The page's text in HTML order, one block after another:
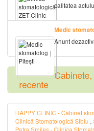
calitatea
Medic
Anunt
recente
HAPPY CLINIC - Cabinet
Clinică Stomatologică Sibiu ,
Petra Smiles - Clinica